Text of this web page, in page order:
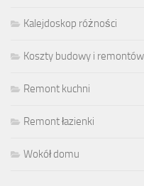
Kalejdoskop różności
Koszty budowy i remontów
Remont kuchni
Remont łazienki
Wokół domu